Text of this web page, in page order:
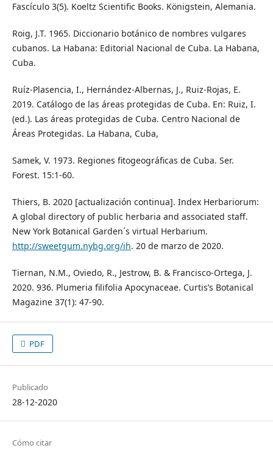
Fascículo 3(5). Koeltz Scientific Books. Königstein, Alemania.
Roig, J.T. 1965. Diccionario botánico de nombres vulgares
cubanos. La Habana: Editorial Nacional de Cuba. La Habana,
Cuba.
Ruíz-Plasencia, I., Hernández-Albernas, J., Ruiz-Rojas, E.
2019. Catálogo de las áreas protegidas de Cuba. En: Ruiz, I.
(ed.). Las áreas protegidas de Cuba. Centro Nacional de
Áreas Protegidas. La Habana, Cuba,
Samek, V. 1973. Regiones fitogeográficas de Cuba. Ser.
Forest. 15:1-60.
Thiers, B. 2020 [actualización continua]. Index Herbariorum:
A global directory of public herbaria and associated staff.
New York Botanical Garden´s virtual Herbarium.
http://sweetgum.nybg.org/ih. 20 de marzo de 2020.
Tiernan, N.M., Oviedo, R., Jestrow, B. & Francisco-Ortega, J.
2020. 936. Plumeria filifolia Apocynaceae. Curtis’s Botanical
Magazine 37(1): 47-90.
PDF
Publicado
28-12-2020
Cómo citar